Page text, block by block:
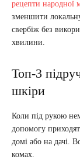
рецепти народної
зменшити
свербіж без
хвилини.
Топ-3
шкіри
Коли під рукою
допомогу
домі або на дачі.
комах.